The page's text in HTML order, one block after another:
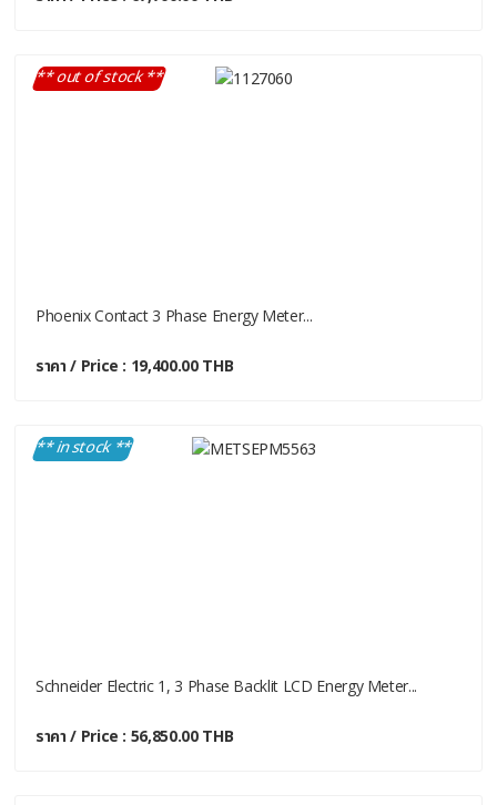
** out of stock **
Phoenix Contact 3 Phase Energy Meter...
ราคา / Price : 19,400.00 THB
** in stock **
Schneider Electric 1, 3 Phase Backlit LCD Energy Meter...
ราคา / Price : 56,850.00 THB